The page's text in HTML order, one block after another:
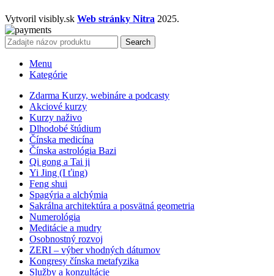
Vytvoril visibly.sk Web stránky Nitra 2025.
Search
Menu
Kategórie
Zdarma Kurzy, webináre a podcasty
Akciové kurzy
Kurzy naživo
Dlhodobé štúdium
Čínska medicína
Čínska astrológia Bazi
Qi gong a Tai ji
Yi Jing (I ťing)
Feng shui
Spagýria a alchýmia
Sakrálna architektúra a posvätná geometria
Numerológia
Meditácie a mudry
Osobnostný rozvoj
ZERI – výber vhodných dátumov
Kongresy čínska metafyzika
Služby a konzultácie